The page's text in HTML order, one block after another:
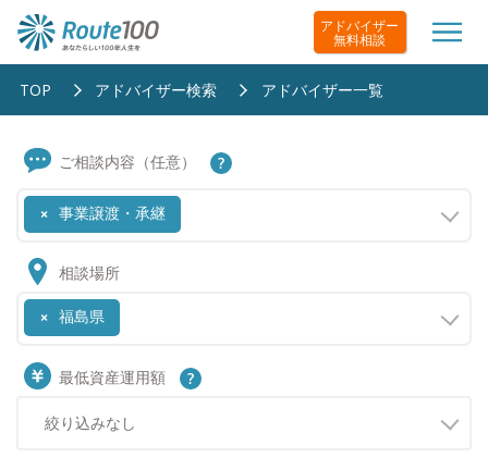
アドバイザー
無料相談
TOP アドバイザー検索 アドバイザー一覧
ご相談内容（任意）
× 事業譲渡・承継
相談場所
× 福島県
最低資産運用額